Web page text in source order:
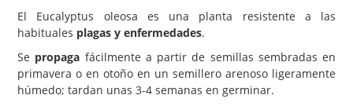
El Eucalyptus oleosa es una planta resistente a las
habituales plagas y enfermedades.
Se propaga fácilmente a partir de semillas sembradas en
primavera o en otoño en un semillero arenoso ligeramente
húmedo; tardan unas 3-4 semanas en germinar.